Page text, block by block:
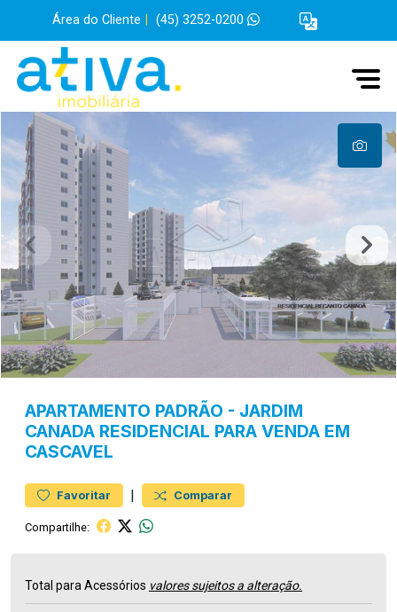
Área do Cliente (45) 3252-0200
APARTAMENTO PADRÃO - JARDIM
CANADA RESIDENCIAL PARA VENDA EM
CASCAVEL
Favoritar | Comparar
Compartilhe:
Total para Acessórios valores sujeitos a alteração.